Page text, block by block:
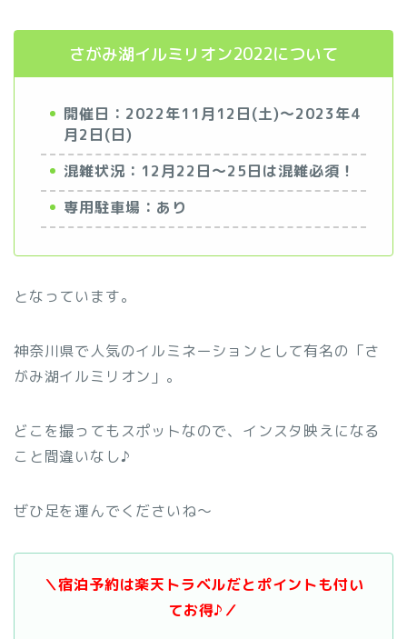
さがみ湖イルミリオン2022について
開催日：2022年11月12日(土)～2023年4
月2日(日)
混雑状況：12月22日～25日は混雑必須！
専用駐車場：あり
となっています。
神奈川県で人気のイルミネーションとして有名の「さ
がみ湖イルミリオン」。
どこを撮ってもスポットなので、インスタ映えになる
こと間違いなし♪
ぜひ足を運んでくださいね～
＼宿泊予約は楽天トラベルだとポイントも付い
てお得♪／